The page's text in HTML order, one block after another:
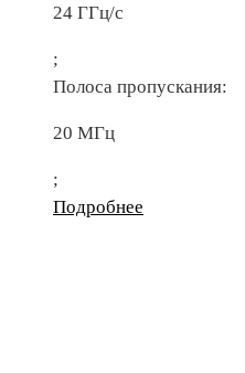
24 ГГц/с
;
Полоса пропускания:
20 МГц
;
Подробнее